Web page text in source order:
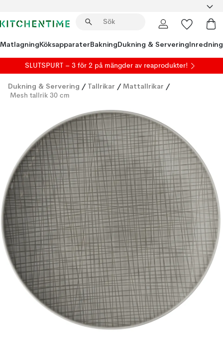
MatlagningKöksapparaterBakningDukning & ServeringInredning
SLUTSPURT – 3 för 2 på mängder av reaprodukter!
Dukning & Servering / Tallrikar / Mattallrikar /
Mesh tallrik 30 cm